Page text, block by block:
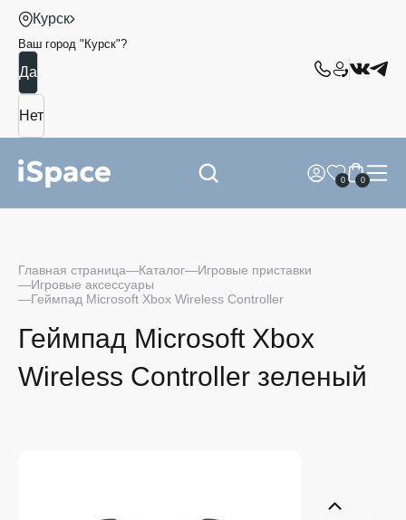
Курск
Ваш город " Курск"?
0 0
Главная страница Каталог
Игровые приставки
Игровые аксессуары
Геймпад Microsoft Xbox Wireless Controller
Геймпад Microsoft Xbox
Wireless Controller зеленый